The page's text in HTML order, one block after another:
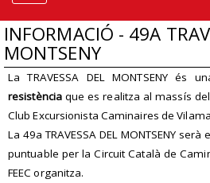
INFORMACIÓ - 49A
MONTSENY
La TRAVESSA DEL MONTSENY és
resistència que es realitza al massís
Club Excursionista Caminaires de
La 49a TRAVESSA DEL MONTSENY serà
puntuable per la Circuit Català de
FEEC organitza.